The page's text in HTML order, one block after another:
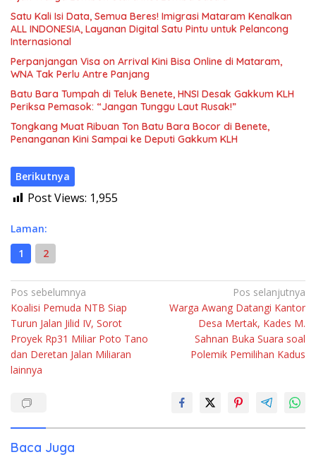
Satu Kali Isi Data, Semua Beres! Imigrasi Mataram Kenalkan
ALL INDONESIA, Layanan Digital Satu Pintu untuk Pelancong
Internasional
Perpanjangan Visa on Arrival Kini Bisa Online di Mataram,
WNA Tak Perlu Antre Panjang
Batu Bara Tumpah di Teluk Benete, HNSI Desak Gakkum KLH
Periksa Pemasok: “Jangan Tunggu Laut Rusak!”
Tongkang Muat Ribuan Ton Batu Bara Bocor di Benete,
Penanganan Kini Sampai ke Deputi Gakkum KLH
Berikutnya
Post Views: 1,955
Laman:
1
2
Navigasi
pos
Pos sebelumnya
Koalisi Pemuda NTB Siap
Turun Jalan Jilid IV, Sorot
Proyek Rp31 Miliar Poto Tano
dan Deretan Jalan Miliaran
lainnya
Pos selanjutnya
Warga Awang Datangi Kantor
Desa Mertak, Kades M.
Sahnan Buka Suara soal
Polemik Pemilihan Kadus
Baca Juga